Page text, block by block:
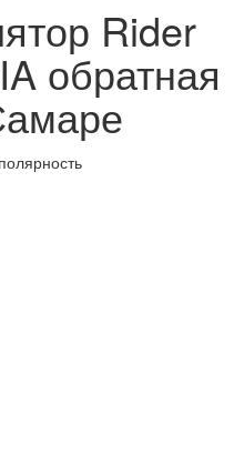
Rider
обратная